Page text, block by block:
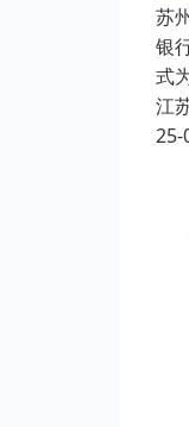
苏
银
式
江
25-